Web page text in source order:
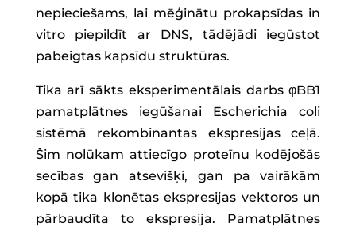
nepieciešams, lai mēģinātu prokapsīdas in
vitro piepildīt ar DNS, tādējādi iegūstot
pabeigtas kapsīdu struktūras.
Tika arī sākts eksperimentālais darbs φBB1
pamatplātnes iegūšanai Escherichia coli
sistēmā rekombinantas ekspresijas ceļā.
Šim nolūkam attiecīgo proteīnu kodējošās
secības gan atsevišķi, gan pa vairākām
kopā tika klonētas ekspresijas vektoros un
pārbaudīta to ekspresija. Pamatplātnes